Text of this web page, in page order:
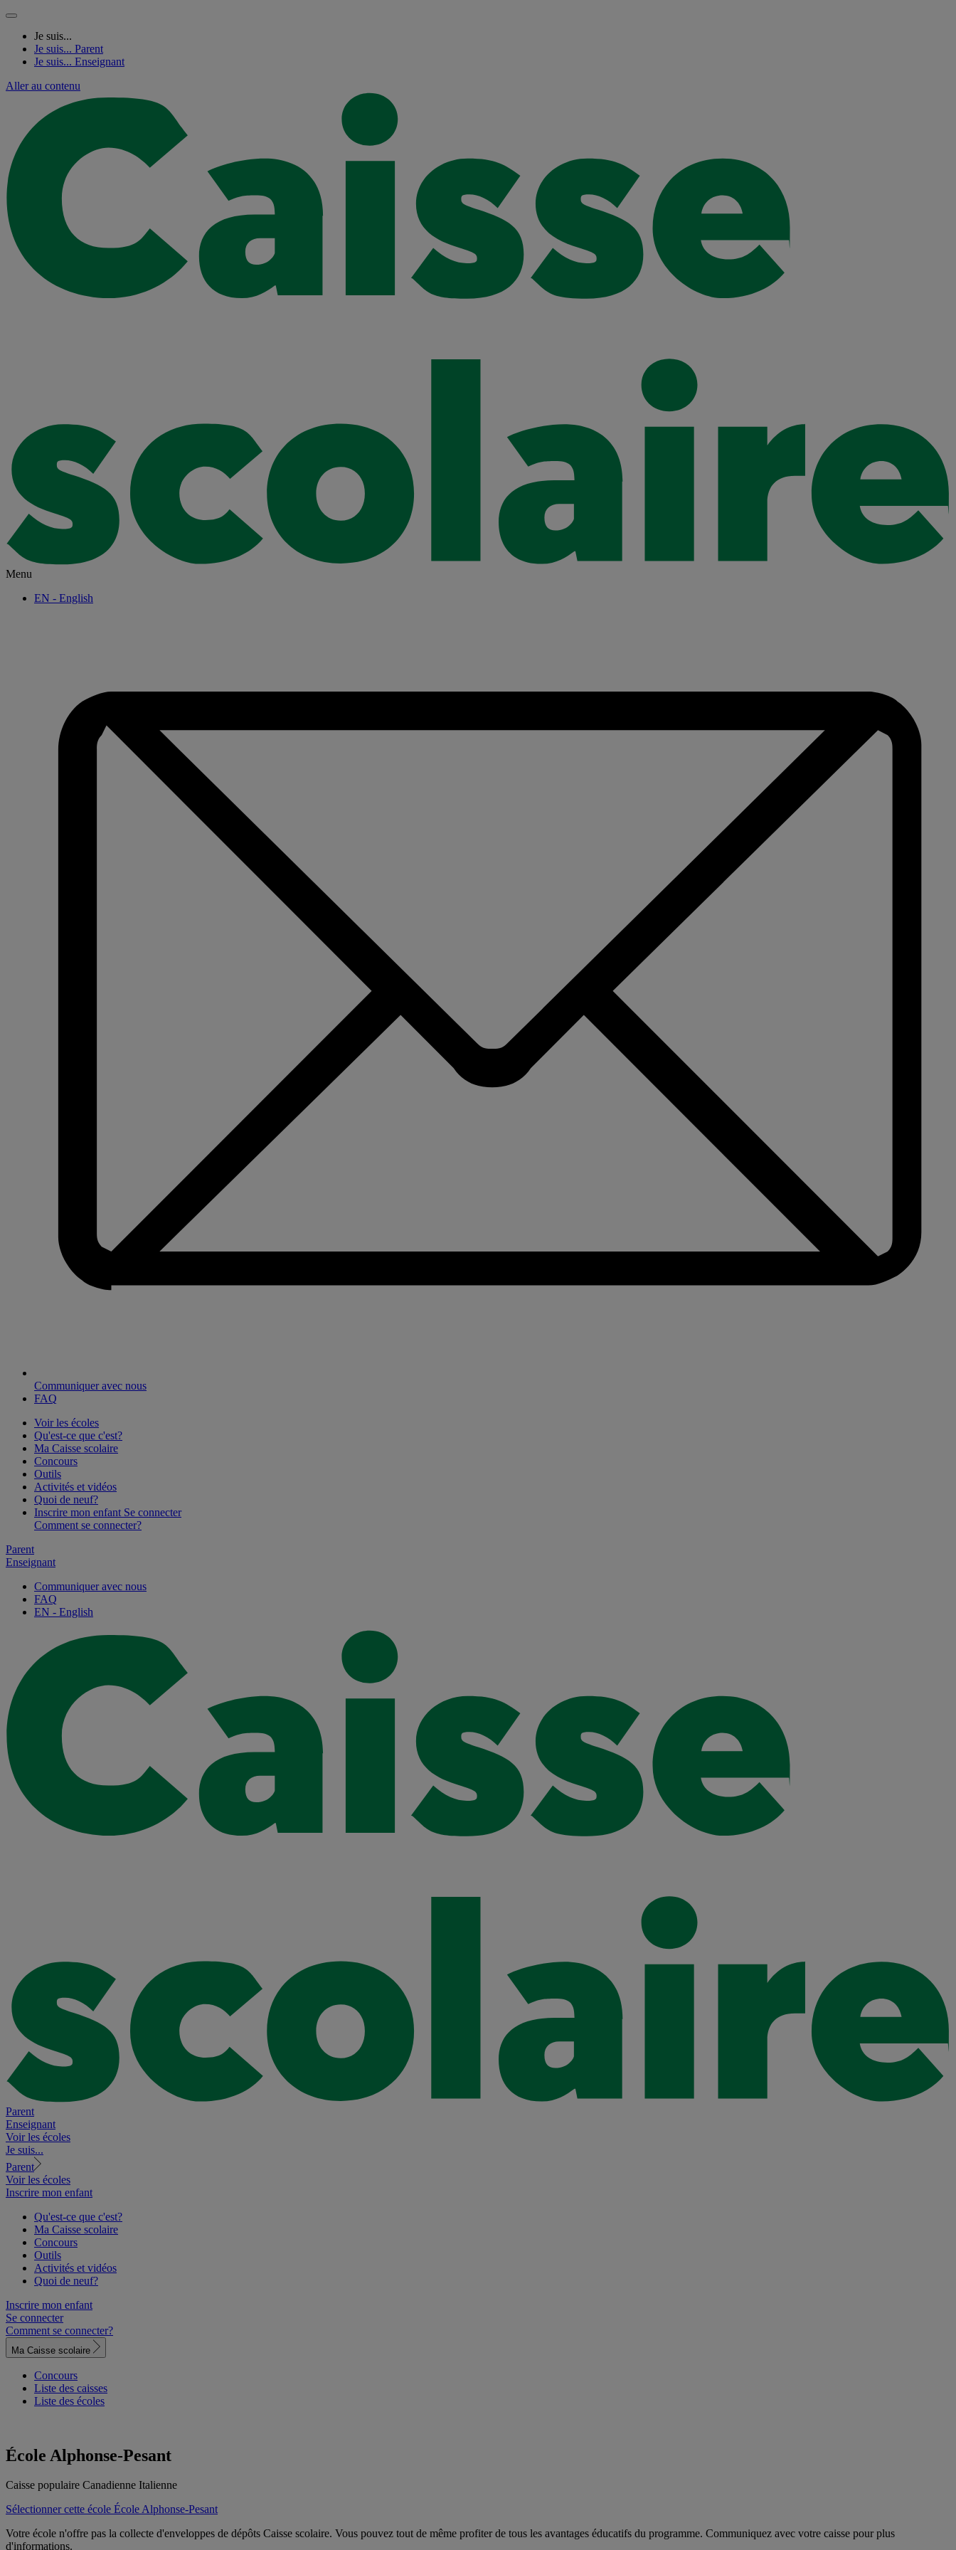
Je suis...
Je suis... Parent
Je suis... Enseignant
Aller au contenu
Menu
EN - English
Communiquer avec nous
FAQ
Voir les écoles
Qu'est-ce que c'est?
Ma Caisse scolaire
Concours
Outils
Activités et vidéos
Quoi de neuf?
Inscrire mon enfant Se connecter
Comment se connecter?
Parent
Enseignant
Communiquer avec nous
FAQ
EN - English
Parent
Enseignant
Voir les écoles
Je suis...
Parent
Voir les écoles
Inscrire mon enfant
Qu'est-ce que c'est?
Ma Caisse scolaire
Concours
Outils
Activités et vidéos
Quoi de neuf?
Inscrire mon enfant
Se connecter
Comment se connecter?
Ma Caisse scolaire
Concours
Liste des caisses
Liste des écoles
École Alphonse-Pesant
Caisse populaire Canadienne Italienne
Sélectionner cette école École Alphonse-Pesant
Votre école n'offre pas la collecte d'enveloppes de dépôts Caisse scolaire. Vous pouvez tout de même profiter de tous les avantages éducatifs du programme. Communiquez avec votre caisse pour plus
d'informations.